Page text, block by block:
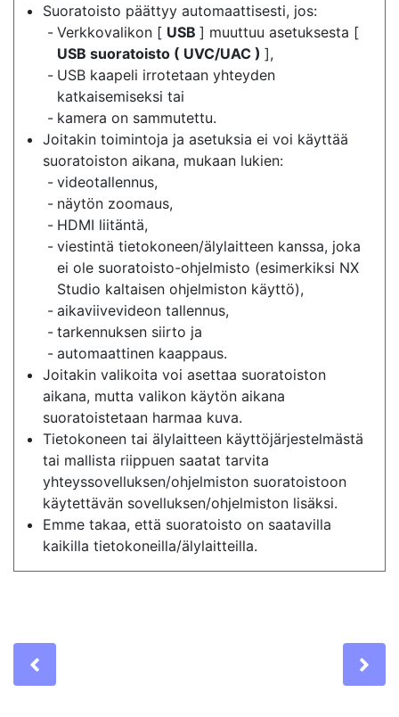
Suoratoisto päättyy automaattisesti, jos:
Verkkovalikon [ USB ] muuttuu asetuksesta [
USB suoratoisto ( UVC/UAC ) ],
USB kaapeli irrotetaan yhteyden
katkaisemiseksi tai
kamera on sammutettu.
Joitakin toimintoja ja asetuksia ei voi käyttää
suoratoiston aikana, mukaan lukien:
videotallennus,
näytön zoomaus,
HDMI liitäntä,
viestintä tietokoneen/älylaitteen kanssa, joka
ei ole suoratoisto-ohjelmisto (esimerkiksi NX
Studio kaltaisen ohjelmiston käyttö),
aikaviivevideon tallennus,
tarkennuksen siirto ja
automaattinen kaappaus.
Joitakin valikoita voi asettaa suoratoiston
aikana, mutta valikon käytön aikana
suoratoistetaan harmaa kuva.
Tietokoneen tai älylaitteen käyttöjärjestelmästä
tai mallista riippuen saatat tarvita
yhteyssovelluksen/ohjelmiston suoratoistoon
käytettävän sovelluksen/ohjelmiston lisäksi.
Emme takaa, että suoratoisto on saatavilla
kaikilla tietokoneilla/älylaitteilla.